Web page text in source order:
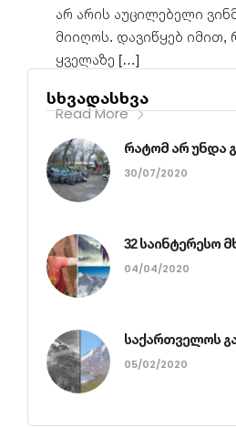
არ არის აუცილებელი
მიიღოს. დავიწყებ იმით,
ყველაზე […]
Read More
სხვადასხვა
რატომ არ უნდა
30/07/2020
32 საინტერესო
04/04/2020
საქართველოს
05/02/2020